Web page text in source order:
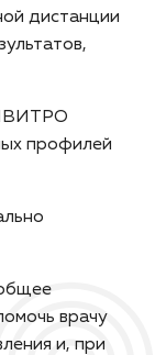
дистанции
профилей
врачу
и, при